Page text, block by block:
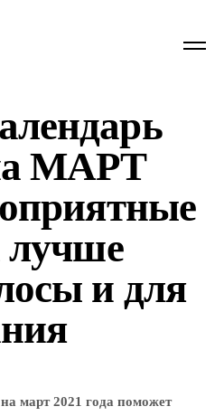
МАРТ
лучше
и для
март 2021 года поможет